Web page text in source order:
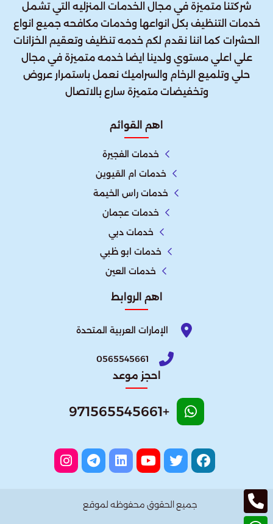
شركتنا متميزة في مجال الخدمات المنزليه التي تشمل
خدمات التنظيف بكل انواعها وخدمات مكافحه جميع انواع
الحشرات كما اننا نقدم لكم خدمه تنظيف وتعقيم الخزانات
علي اعلي مستوي ولدينا ايضا خدمه متميزة في مجال
حلي وتلميع الرخام والسراميك نعمل باستمرار عروض
وتخفيضات متميزة سارع بالاتصال
اهم القوائم
خدمات الفجيرة
خدمات ام القيوين
خدمات راس الخيمة
خدمات عجمان
خدمات دبي
خدمات ابو ظبي
خدمات العين
اهم الروابط
الإمارات العربية المتحدة​
0565545661
احجز موعد
+971565545661
جميع الحقوق محفوظه لموقع